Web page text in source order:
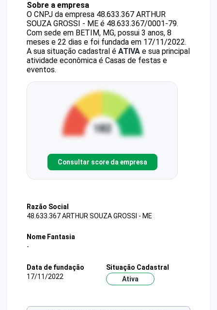
Sobre a empresa
O CNPJ da empresa 48.633.367 ARTHUR
SOUZA GROSSI - ME é 48.633.367/0001-79.
Com sede em BETIM, MG, possui 3 anos, 8
meses e 22 dias e foi fundada em 17/11/2022.
A sua situação cadastral é ATIVA e sua principal
atividade econômica é Casas de festas e
eventos.
Consultar score da empresa
Razão Social
48.633.367 ARTHUR SOUZA GROSSI - ME
Nome Fantasia
-
Data de fundação
17/11/2022
Situação Cadastral
Ativa